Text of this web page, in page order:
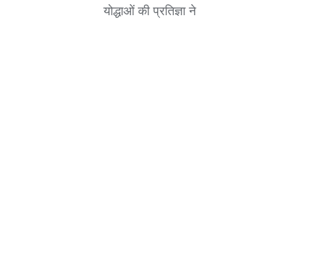
योद्धाओं की प्रतिज्ञा ने